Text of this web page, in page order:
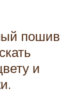
пошив
и